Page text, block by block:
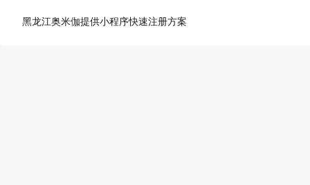
黑龙江奥米伽提供小程序快速注册方案